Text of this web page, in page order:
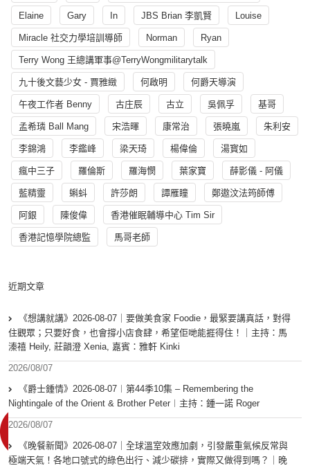
Elaine Gary In JBS Brian 李凱賢 Louise
Miracle 社交力學培訓導師 Norman Ryan
Terry Wong 王總講軍事@TerryWongmilitarytalk
九十後文藝少女 - 賈雅緻 何啟明 何爵天導演
午夜工作者 Benny 古庄辰 古立 吳佩孚 基哥
孟希璘 Ball Mang 宋浩暉 康常治 張曉嵐 朱利安
李錦鴻 李鑑峰 梁天琦 楊偉倫 湯寳如
瘋中三子 羅倫斯 羅海憫 葉家寶 薛影儀 - 阿儀
藍精靈 蝌蚪 許莎朗 譚雁瞳 鄭遨汶法筠師傅
阿銀 陳俊偉 香港催眠輔導中心 Tim Sir
香港記憶學院總監 馬哥老師
近期文章
《想講就講》2026-08-07｜要做美食家 Foodie，最緊要講真話，對得
住觀眾；只要好食，也會撐小店食肆，希望佢哋能捱得住！｜主持：馬
溱禧 Heily, 莊韻澄 Xenia, 嘉賓：雅軒 Kinki
2026/08/07
《爵士鍾情》2026-08-07︱第44季10集 – Remembering the
Nightingale of the Orient & Brother Peter︱主持：鍾一諾 Roger
2026/08/07
《晚餐新聞》2026-08-07｜全球溫室效應加劇，引發嚴重氣候反常與
極端天氣！各地口號式的綠色出行、減少碳排，實際又做得到嗎？｜晚